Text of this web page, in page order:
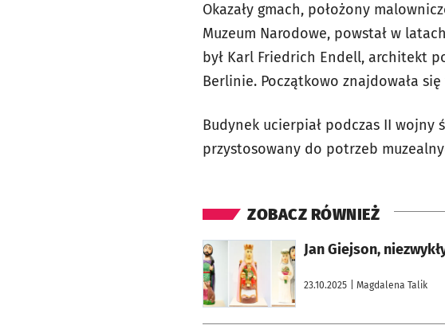
Okazały gmach, położony
Muzeum Narodowe, powstał w
był Karl Friedrich Endell, architekt
Berlinie. Początkowo znajdowała
Budynek ucierpiał podczas II
przystosowany do potrzeb
ZOBACZ RÓWNIEŻ
Jan Giejson,
23.10.2025 | Magdalena Talik
otworzy się w nowej karcie